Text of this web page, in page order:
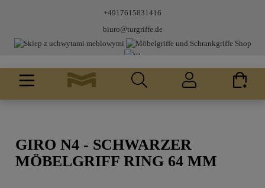
+4917615831416
biuro@turgriffe.de
GIRO N4 - SCHWARZER
MÖBELGRIFF RING 64 MM